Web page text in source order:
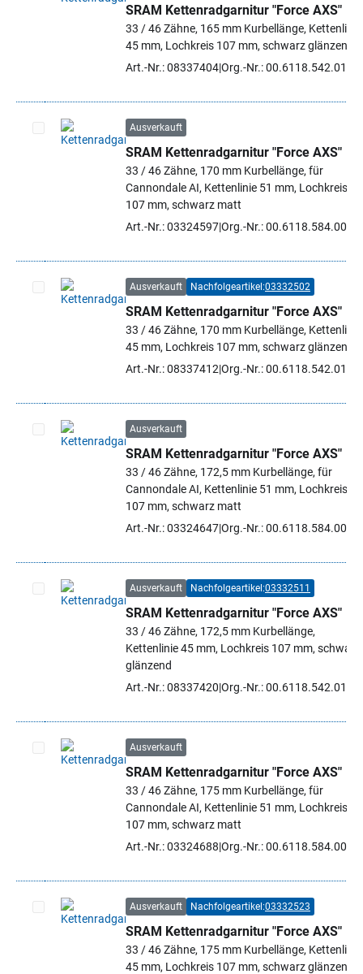
Artikel auswählen
SRAM Kettenradgarnitur "Force AXS"
33 / 46 Zähne, 165 mm Kurbellänge, Kettenlinie
45 mm, Lochkreis 107 mm, schwarz glänzend
Art.-Nr.: 08337404Org.-Nr.: 00.6118.542.018
Artikel auswählen
Ausverkauft
SRAM Kettenradgarnitur "Force AXS"
33 / 46 Zähne, 170 mm Kurbellänge, für
Cannondale AI, Kettenlinie 51 mm, Lochkreis
107 mm, schwarz matt
Art.-Nr.: 03324597Org.-Nr.: 00.6118.584.000
Artikel auswählen
Ausverkauft Nachfolgeartikel:03332502
SRAM Kettenradgarnitur "Force AXS"
33 / 46 Zähne, 170 mm Kurbellänge, Kettenlinie
45 mm, Lochkreis 107 mm, schwarz glänzend
Art.-Nr.: 08337412 Org.-Nr.: 00.6118.542.013
Artikel auswählen
Ausverkauft
SRAM Kettenradgarnitur "Force AXS"
33 / 46 Zähne, 172,5 mm Kurbellänge, für
Cannondale AI, Kettenlinie 51 mm, Lochkreis
107 mm, schwarz matt
Art.-Nr.: 03324647Org.-Nr.: 00.6118.584.001
Artikel auswählen
Ausverkauft Nachfolgeartikel:03332511
SRAM Kettenradgarnitur "Force AXS"
33 / 46 Zähne, 172,5 mm Kurbellänge,
Kettenlinie 45 mm, Lochkreis 107 mm, schwarz
glänzend
Art.-Nr.: 08337420 Org.-Nr.: 00.6118.542.014
Artikel auswählen
Ausverkauft
SRAM Kettenradgarnitur "Force AXS"
33 / 46 Zähne, 175 mm Kurbellänge, für
Cannondale AI, Kettenlinie 51 mm, Lochkreis
107 mm, schwarz matt
Art.-Nr.: 03324688 Org.-Nr.: 00.6118.584.002
Artikel auswählen
Ausverkauft Nachfolgeartikel:03332523
SRAM Kettenradgarnitur "Force AXS"
33 / 46 Zähne, 175 mm Kurbellänge, Kettenlinie
45 mm, Lochkreis 107 mm, schwarz glänzend